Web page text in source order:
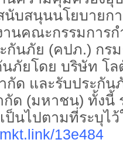
นับสนุนนโยบายก
นคณะกรรมการก
กันภัย (คปภ.) กร
ภัยโดย บริษัท โล
กัด และรับประกั
กัด (มหาชน) ทั้งนี้
ป็นไปตามที่ระบุไ
13e484